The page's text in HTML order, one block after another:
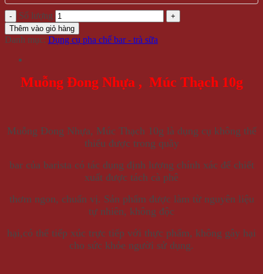
Số lượng
Thêm vào giỏ hàng
Danh mục: Dụng cụ pha chế bar - trà sữa
Muỗng Đong Nhựa , Múc Thạch 10g
Muỗng Đong Nhựa, Múc Thạch 10g là dụng cụ không thể
thiếu được trong quầy
bar của barista có tác dụng định lượng chính xác để chiết
xuất được tách cà phê
thơm ngon, chuẩn vị. Sản phẩm được làm từ nguyên liệu
tự nhiên, không độc
hại,có thể tiếp xúc trực tiếp với thực phẩm, không gây hại
cho sức khỏe người sử dụng.